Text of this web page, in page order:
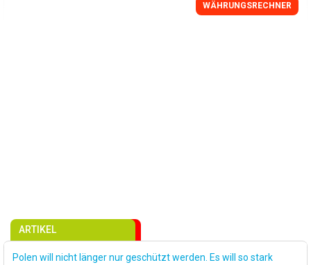
WÄHRUNGSRECHNER
ARTIKEL
Polen will nicht länger nur geschützt werden. Es will so stark